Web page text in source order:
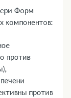
Форм
компонентов:
против
против